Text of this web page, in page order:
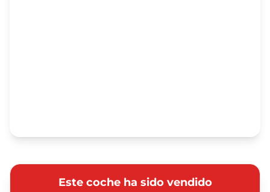
Este coche ha sido vendido